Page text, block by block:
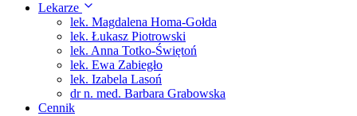
Lekarze
lek. Magdalena Homa-Gołda
lek. Łukasz Piotrowski
lek. Anna Totko-Świętoń
lek. Ewa Zabiegło
lek. Izabela Lasoń
dr n. med. Barbara Grabowska
Cennik